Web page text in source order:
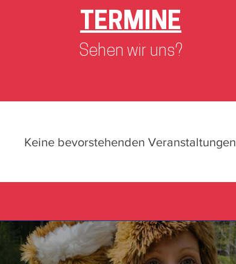
TERMINE
Sehen wir uns?
Keine bevorstehenden Veranstaltungen